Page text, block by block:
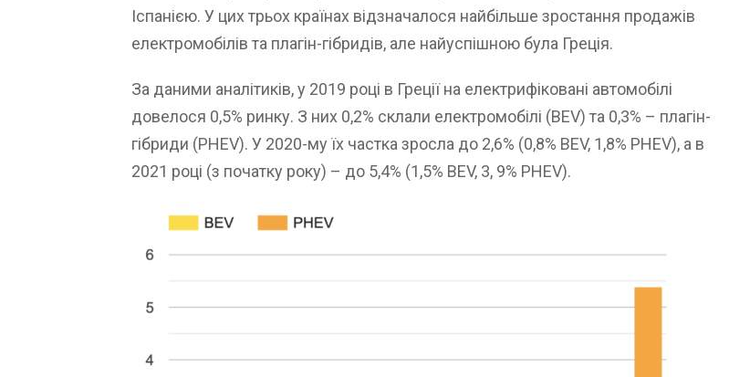
Іспанією. У цих трьох країнах відзначалося найбільше зростання продажів
електромобілів та плагін-гібридів, але найуспішною була Греція.
За даними аналітиків, у 2019 році в Греції на електрифіковані автомобілі
довелося 0,5% ринку. З них 0,2% склали електромобілі (BEV) та 0,3% – плагін-
гібриди (PHEV). У 2020-му їх частка зросла до 2,6% (0,8% BEV, 1,8% PHEV), а в
2021 році (з початку року) – до 5,4% (1,5% BEV, 3, 9% PHEV).